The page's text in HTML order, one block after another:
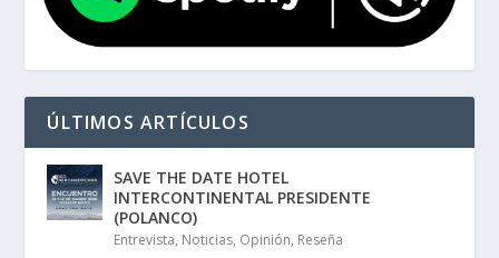
ÚLTIMOS ARTÍCULOS
SAVE THE DATE HOTEL
INTERCONTINENTAL PRESIDENTE
(POLANCO)
Entrevista, Noticias, Opinión, Reseña